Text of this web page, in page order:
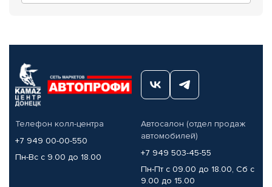
Телефон колл-центра
+7 949 00-00-550
Пн-Вс с 9.00 до 18.00
Автосалон (отдел продаж
автомобилей)
+7 949 503-45-55
Пн-Пт с 09.00 до 18.00, Сб с
9.00 до 15.00